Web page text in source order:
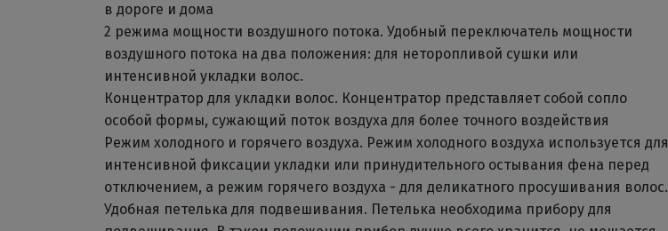
в дороге и дома
2 режима мощности воздушного потока. Удобный переключатель мощности
воздушного потока на два положения: для неторопливой сушки или
интенсивной укладки волос.
Концентратор для укладки волос. Концентратор представляет собой сопло
особой формы, сужающий поток воздуха для более точного воздействия
Режим холодного и горячего воздуха. Режим холодного воздуха используется для
интенсивной фиксации укладки или принудительного остывания фена перед
отключением, а режим горячего воздуха - для деликатного просушивания волос.
Удобная петелька для подвешивания. Петелька необходима прибору для